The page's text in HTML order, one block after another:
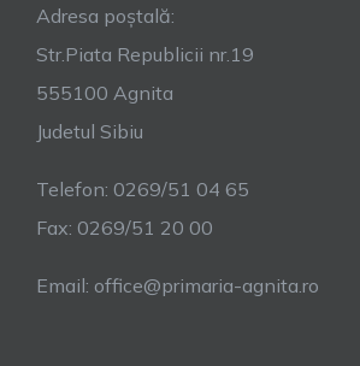
Adresa poștală:
Str.Piata Republicii nr.19
555100 Agnita
Judetul Sibiu
Telefon: 0269/51 04 65
Fax: 0269/51 20 00
Email: office@primaria-agnita.ro